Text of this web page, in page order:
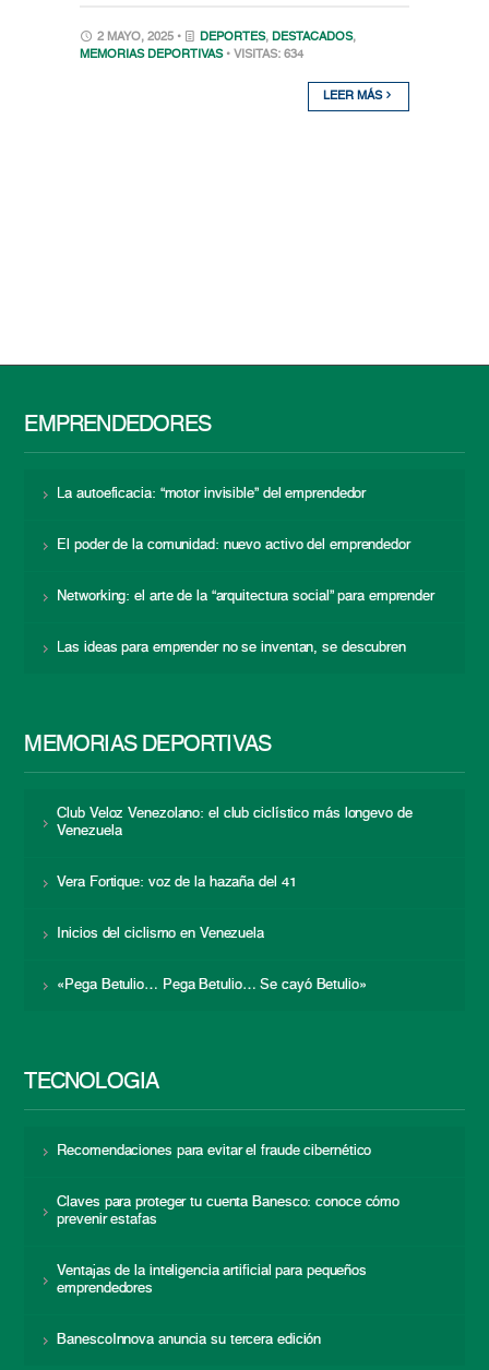
2 MAYO, 2025 • DEPORTES, DESTACADOS,
MEMORIAS DEPORTIVAS • VISITAS: 634
LEER MÁS
EMPRENDEDORES
La autoeficacia: “motor invisible” del emprendedor
El poder de la comunidad: nuevo activo del emprendedor
Networking: el arte de la “arquitectura social” para emprender
Las ideas para emprender no se inventan, se descubren
MEMORIAS DEPORTIVAS
Club Veloz Venezolano: el club ciclístico más longevo de
Venezuela
Vera Fortique: voz de la hazaña del 41
Inicios del ciclismo en Venezuela
«Pega Betulio… Pega Betulio… Se cayó Betulio»
TECNOLOGÍA
Recomendaciones para evitar el fraude cibernético
Claves para proteger tu cuenta Banesco: conoce cómo
prevenir estafas
Ventajas de la inteligencia artificial para pequeños
emprendedores
BanescoInnova anuncia su tercera edición